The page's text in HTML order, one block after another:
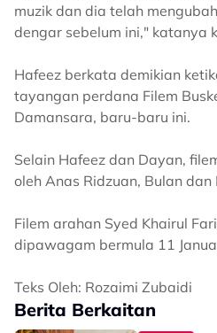
muzik dan dia telah
dengar sebelum ini," katanya
Hafeez berkata demikian
tayangan perdana Filem
Damansara, baru-baru ini.
Selain Hafeez dan Dayan,
oleh Anas Ridzuan, Bulan dan
Filem arahan Syed Khairul
dipawagam bermula 11
Teks Oleh: Rozaimi Zubaidi
Berita Berkaitan